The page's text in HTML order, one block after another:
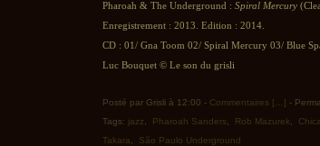
Pharoah & The Underground : Spiral Mercury
Enregistrement : 2013. Edition : 2014.
CD : 01/ Gna Toom 02/ Spiral Mercury 03/ Blue
Luc Bouquet © Le son du grisli
Posté par Grisli à 12:00 - Commentaires [ ] -
Tags: jazz Pharoah Sanders Rob Mazurek
Takara
São Paulo Underground